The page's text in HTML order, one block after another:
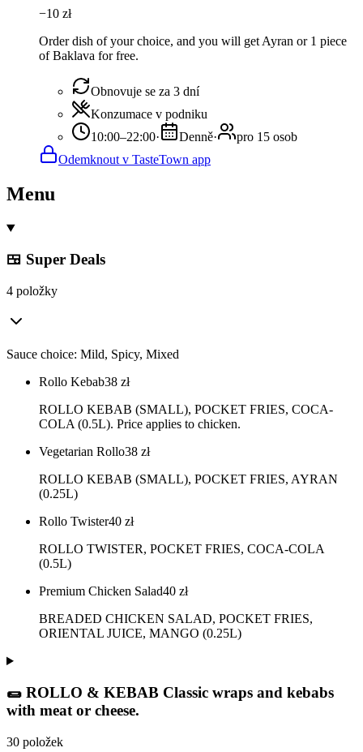
−10 zł
Order dish of your choice, and you will get Ayran or 1 piece
of Baklava for free.
Obnovuje se za 3 dní
Konzumace v podniku
10:00–22:00· Denně·
pro 15 osob
Odemknout v TasteTown app
Menu
🍱 Super Deals
4 položky
Sauce choice: Mild, Spicy, Mixed
Rollo Kebab38 zł
ROLLO KEBAB (SMALL), POCKET FRIES, COCA-
COLA (0.5L). Price applies to chicken.
Vegetarian Rollo38 zł
ROLLO KEBAB (SMALL), POCKET FRIES, AYRAN
(0.25L)
Rollo Twister40 zł
ROLLO TWISTER, POCKET FRIES, COCA-COLA
(0.5L)
Premium Chicken Salad40 zł
BREADED CHICKEN SALAD, POCKET FRIES,
ORIENTAL JUICE, MANGO (0.25L)
🌯 ROLLO & KEBAB Classic wraps and kebabs
with meat or cheese.
30 položek